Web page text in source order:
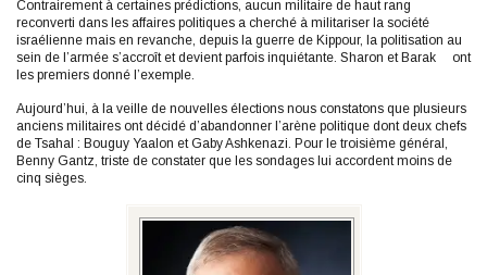
Contrairement à certaines prédictions, aucun militaire de haut rang
reconverti dans les affaires politiques a cherché à militariser la société
israélienne mais en revanche, depuis la guerre de Kippour, la politisation au
sein de l’armée s’accroît et devient parfois inquiétante. Sharon et Barak ont
les premiers donné l’exemple.
Aujourd’hui, à la veille de nouvelles élections nous constatons que plusieurs
anciens militaires ont décidé d’abandonner l’arène politique dont deux chefs
de Tsahal : Bouguy Yaalon et Gaby Ashkenazi. Pour le troisième général,
Benny Gantz, triste de constater que les sondages lui accordent moins de
cinq sièges.